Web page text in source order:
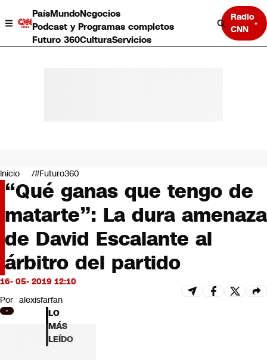
PaísMundoNegocios
Podcast y Programas completos
Futuro 360CulturaServicios
Radio
CNN
Negocios
Deportes
Programas completos
Cultura
Servicios
Bits
CNN Data
CNN tiempo
Futuro 360
Inicio #Futuro360
“Qué ganas que tengo de
matarte”: La dura amenaza
de David Escalante al
árbitro del partido
16- 05- 2019 12:10
Por alexisfarfan
LO
MÁS
LEÍDO